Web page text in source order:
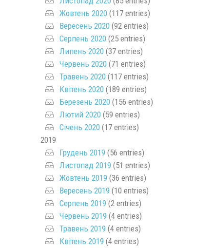
Жовтень 2020(117 entries)
Вересень 2020(92 entries)
Серпень 2020(25 entries)
Липень 2020(37 entries)
Червень 2020(71 entries)
Травень 2020(117 entries)
Квітень 2020(189 entries)
Березень 2020(156 entries)
Лютий 2020(59 entries)
Січень 2020(17 entries)
2019
Грудень 2019 (56 entries)
Листопад 2019 (51 entries)
Жовтень 2019 (36 entries)
Вересень 2019 (10 entries)
Серпень 2019 (2 entries)
Червень 2019 (4 entries)
Травень 2019 (4 entries)
Квітень 2019 (4 entries)